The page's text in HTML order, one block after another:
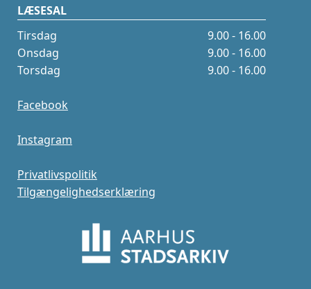
LÆSESAL
Tirsdag
9.00 - 16.00
Onsdag
9.00 - 16.00
Torsdag
9.00 - 16.00
Facebook
Instagram
Privatlivspolitik
Tilgængelighedserklæring